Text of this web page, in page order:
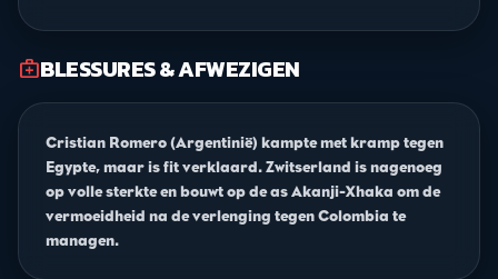
medical_servicesBLESSURES & AFWEZIGEN
Cristian Romero (Argentinië) kampte met kramp tegen
Egypte, maar is fit verklaard. Zwitserland is nagenoeg
op volle sterkte en bouwt op de as Akanji-Xhaka om de
vermoeidheid na de verlenging tegen Colombia te
managen.